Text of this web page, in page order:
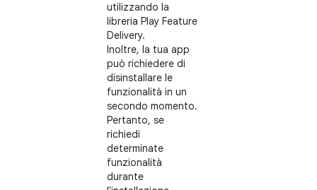
utilizzando la
libreria Play Feature
Delivery.
Inoltre, la tua app
può richiedere di
disinstallare le
funzionalità in un
secondo momento.
Pertanto, se
richiedi
determinate
funzionalità
durante